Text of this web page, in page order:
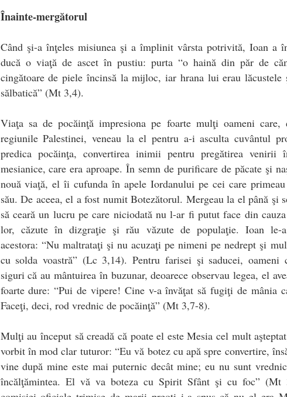
Înainte-mergătorul
Când şi-a înţeles misiunea şi a împlinit vârsta potrivită, Ioan a
ducă o viaţă de ascet în pustiu: purta “o haină din păr de
cingătoare de piele încinsă la mijloc, iar hrana lui erau lăcustele
sălbatică” (Mt 3,4).
Viaţa sa de pocăinţă impresiona pe foarte mulţi oameni care,
regiunile Palestinei, veneau la el pentru a-i asculta cuvântul
predica pocăinţa, convertirea inimii pentru pregătirea venirii
mesianice, care era aproape. În semn de purificare de păcate şi
nouă viaţă, el îi cufunda în apele Iordanului pe cei care
său. De aceea, el a fost numit Botezătorul. Mergeau la el până şi
să ceară un lucru pe care niciodată nu l-ar fi putut face din
lor, căzute în dizgraţie şi rău văzute de populaţie. Ioan le-a
acestora: “Nu maltrataţi şi nu acuzaţi pe nimeni pe nedrept şi
cu solda voastră” (Lc 3,14). Pentru farisei şi saducei, oameni
siguri că au mântuirea în buzunar, deoarece observau legea, el
foarte dure: “Pui de vipere! Cine v-a învăţat să fugiţi de mânia
Faceţi, deci, rod vrednic de pocăinţă” (Mt 3,7-8).
Mulţi au început să creadă că poate el este Mesia cel mult
vorbit în mod clar tuturor: “Eu vă botez cu apă spre convertire,
vine după mine este mai puternic decât mine; eu nu sunt
încălţămintea. El vă va boteza cu Spirit Sfânt şi cu foc” (Mt